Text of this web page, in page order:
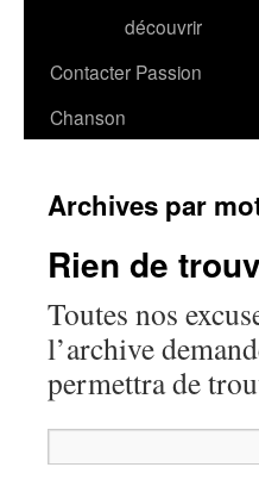
découvrir
Contacter Passion
Chanson
Archives par
Rien de
Toutes nos
l’archive
permettra de